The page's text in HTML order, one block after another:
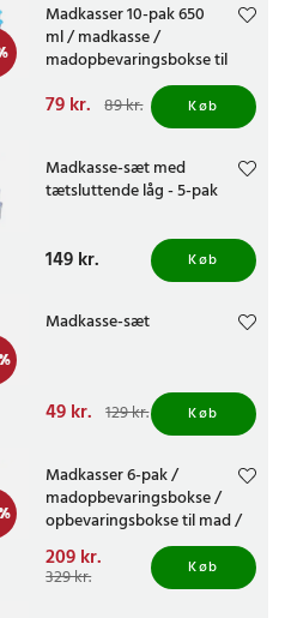
Madkasser 10-pak 650
ml / madkasse /
madopbevaringsbokse til
fryser og mikroovn
Nuværende pris
Tidligere pris
79 kr. 89 kr. Køb
Madkasse-sæt med
tætsluttende låg - 5-pak
Pris :149 kr.
149 kr. Køb
Madkasse-sæt
Nuværende pris
Tidligere pris
49 kr. 129 kr. Køb
Madkasser 6-pak /
madopbevaringsbokse /
opbevaringsbokse til mad /
mikrosikre og frysesikre
madkasser
Nuværende pris:
209 kr. Tidligere pris:329 kr.
209 kr.
329 kr. Køb